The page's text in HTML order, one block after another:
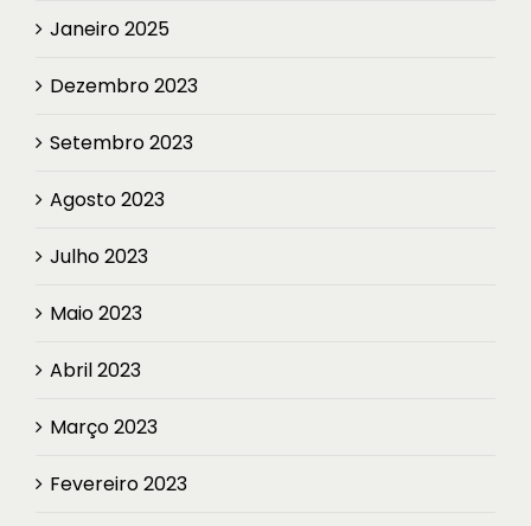
Janeiro 2025
Dezembro 2023
Setembro 2023
Agosto 2023
Julho 2023
Maio 2023
Abril 2023
Março 2023
Fevereiro 2023